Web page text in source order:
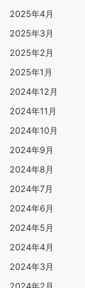
2025年4月
2025年3月
2025年2月
2025年1月
2024年12月
2024年11月
2024年10月
2024年9月
2024年8月
2024年7月
2024年6月
2024年5月
2024年4月
2024年3月
2024年2月